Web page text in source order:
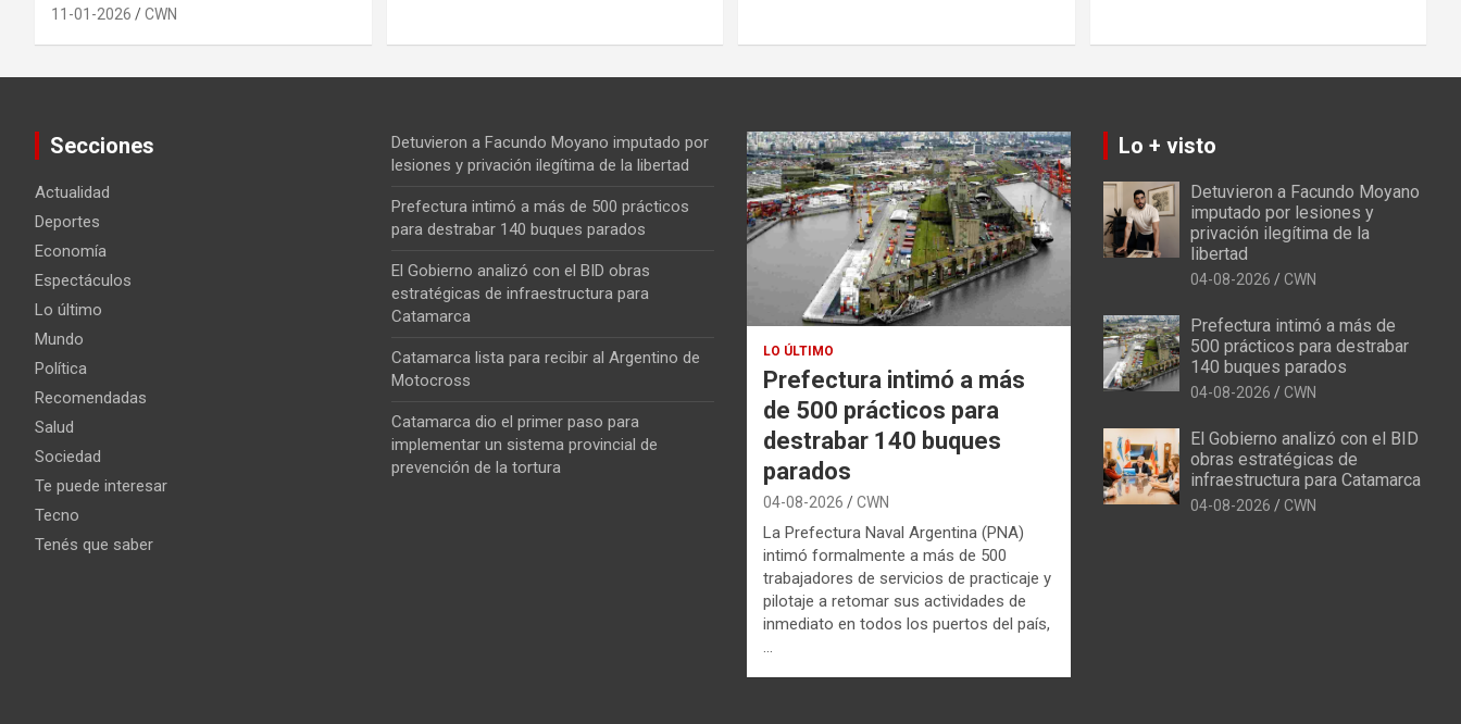
11-01-2026 CWN
Secciones
Actualidad
Deportes
Economía
Espectáculos
Lo último
Mundo
Política
Recomendadas
Salud
Sociedad
Te puede interesar
Tecno
Tenés que saber
Detuvieron a Facundo Moyano imputado por
lesiones y privación ilegítima de la libertad
Prefectura intimó a más de 500 prácticos
para destrabar 140 buques parados
El Gobierno analizó con el BID obras
estratégicas de infraestructura para
Catamarca
Catamarca lista para recibir al Argentino de
Motocross
Catamarca dio el primer paso para
implementar un sistema provincial de
prevención de la tortura
LO ÚLTIMO
Prefectura intimó a más
de 500 prácticos para
destrabar 140 buques
parados
04-08-2026 CWN
La Prefectura Naval Argentina (PNA)
intimó formalmente a más de 500
trabajadores de servicios de practicaje y
pilotaje a retomar sus actividades de
inmediato en todos los puertos del país,
…
Lo + visto
Detuvieron a Facundo Moyano
imputado por lesiones y
privación ilegítima de la
libertad
04-08-2026 CWN
Prefectura intimó a más de
500 prácticos para destrabar
140 buques parados
04-08-2026 CWN
El Gobierno analizó con el BID
obras estratégicas de
infraestructura para Catamarca
04-08-2026 CWN